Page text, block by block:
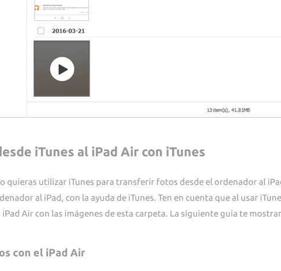
iTunes al iPad Air con iTunes
quieras utilizar iTunes para transferir fotos desde el ordenador al
al iPad, con la ayuda de iTunes. Ten en cuenta que al usar
Air con las imágenes de esta carpeta. La siguiente guía te
con el iPad Air